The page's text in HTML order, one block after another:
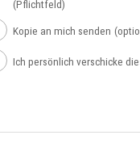
(Pflichtfeld)
Kopie an mich senden
Ich persönlich verschicke